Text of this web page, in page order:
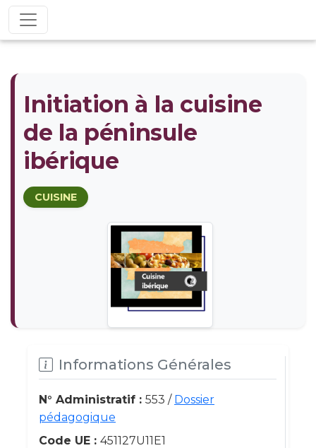
Initiation à la cuisine
de la péninsule
ibérique
CUISINE
Informations Générales
N° Administratif : 553 / Dossier
pédagogique
Code UE : 451127U11E1